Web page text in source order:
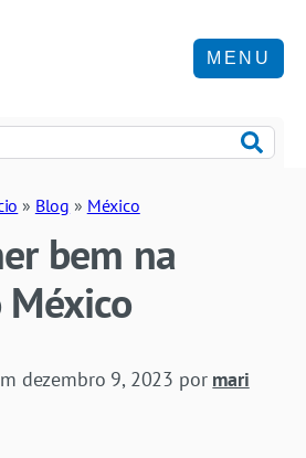
MENU
» Blog » México
bem na
México
dezembro 9, 2023 por mari